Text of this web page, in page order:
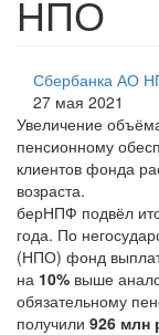
НПО
Сбербанка АО
27 мая 2021
Увеличение
пенсионному
клиентов фонда
возраста.
берНПФ подвёл
года. По
(НПО) фонд
на 10% выше
обязательному
получили 926 млн